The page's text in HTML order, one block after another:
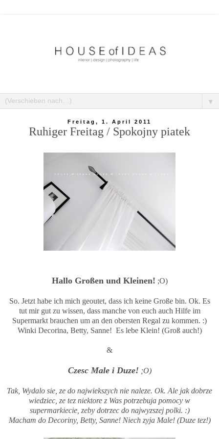
▼
Freitag, 1. April 2011
Ruhiger Freitag / Spokojny piatek
Hallo Großen und Kleinen! ;O)
So. Jetzt habe ich mich geoutet, dass ich keine Große bin. Ok. Es
tut mir gut zu wissen, dass manche von euch auch Hilfe im
Supermarkt brauchen um an den obersten Regal zu kommen. :)
Winki Decorina, Betty, Sanne! Es lebe Klein! (Groß auch!)
&
Czesc Male i Duze! ;O)
Tak, Wydalo sie, ze do najwiekszych nie naleze. Ok. Ale jak dobrze
wiedziec, ze tez niektore z Was potrzebuja pomocy w
supermarkiecie, zeby dotrzec do najwyzszej polki. :)
Macham do Decoriny, Betty, Sanne! Niech zyja Male! (Duze tez!)